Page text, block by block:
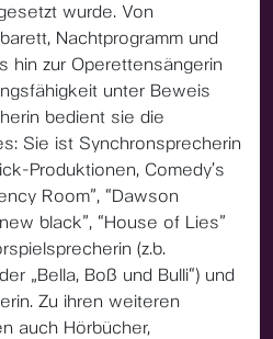
wurde. Von
Nachtprogramm und
hin zur Operettensängerin
unter Beweis
bedient sie die
Sie ist Synchronsprecherin
Produktionen, Comedy’s
Room”, “Dawson
black”, “House of Lies”
(z.b.
„Bella, Boß und Bulli“) und
Zu ihren weiteren
auch Hörbücher,